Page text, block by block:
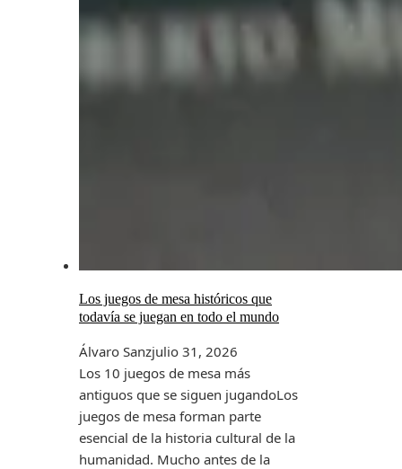
Los juegos de mesa históricos que
todavía se juegan en todo el mundo
Álvaro Sanzjulio 31, 2026
Los 10 juegos de mesa más
antiguos que se siguen jugandoLos
juegos de mesa forman parte
esencial de la historia cultural de la
humanidad. Mucho antes de la